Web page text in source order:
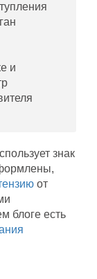
и
знак
от
блоге есть